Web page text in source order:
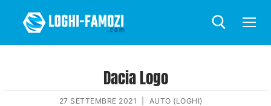
Dacia Logo
27 SETTEMBRE 2021 AUTO (LOGHI)